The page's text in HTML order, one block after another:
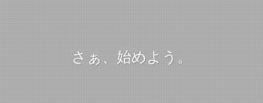
さぁ、始めよう。